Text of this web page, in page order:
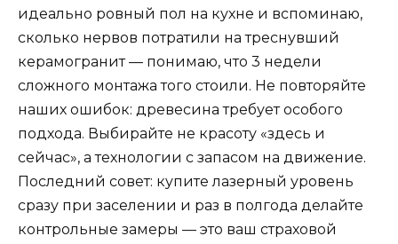
идеально ровный пол на кухне и вспоминаю,
сколько нервов потратили на треснувший
керамогранит — понимаю, что 3 недели
сложного монтажа того стоили. Не повторяйте
наших ошибок: древесина требует особого
подхода. Выбирайте не красоту «здесь и
сейчас», а технологии с запасом на движение.
Последний совет: купите лазерный уровень
сразу при заселении и раз в полгода делайте
контрольные замеры — это ваш страховой